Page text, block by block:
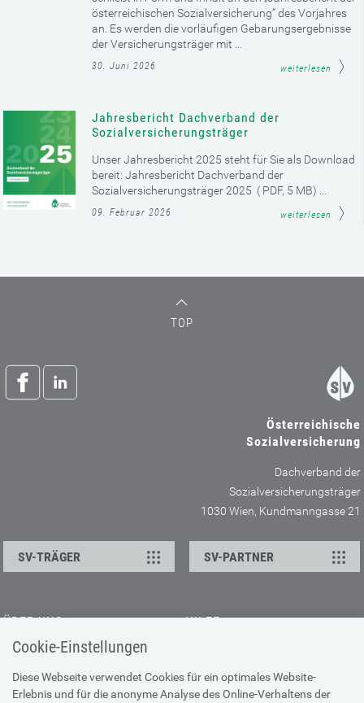
Cookie-Einstellungen
Diese Webseite verwendet Cookies für ein optimales Website-
Erlebnis und für die anonyme Analyse des Online-Verhaltens der
österreichischen Sozialversicherung“ des Vorjahres
an. Es werden die vorläufigen Gebarungsergebnisse
der Versicherungsträger mit ...
30. Juni 2026 weiterlesen
Jahresbericht Dachverband der
Sozialversicherungsträger
Unser Jahresbericht 2025 steht für Sie als Download
bereit: Jahresbericht Dachverband der
Sozialversicherungsträger 2025 ( PDF, 5 MB) ...
09. Februar 2026 weiterlesen
TOP
Österreichische
Sozialversicherung
Dachverband der
Sozialversicherungsträger
1030 Wien, Kundmanngasse 21
SV-TRÄGER SV-PARTNER
ÜBER UNS
Kontakt
Offene Stellen
Presse
HILFE
Browser-Info & Sicherheit
Hilfe zur Suche